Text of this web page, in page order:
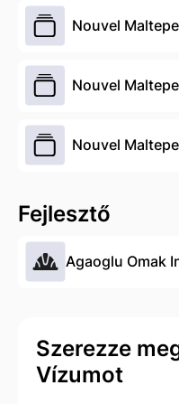
Nouvel
Nouvel
Nouvel
Fejlesztő
Agaoglu Omak
Szerezze
Vízumot